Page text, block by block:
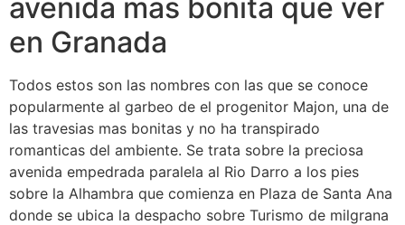
avenida mas bonita que ver
en Granada
Todos estos son las nombres con las que se conoce
popularmente al garbeo de el progenitor Majon, una de
las travesi­as mas bonitas y no ha transpirado
romanticas del ambiente. Se trata sobre la preciosa
avenida empedrada paralela al Rio Darro a los pies
sobre la Alhambra que comienza en Plaza de Santa Ana
donde se ubica la despacho sobre Turismo de milgrana